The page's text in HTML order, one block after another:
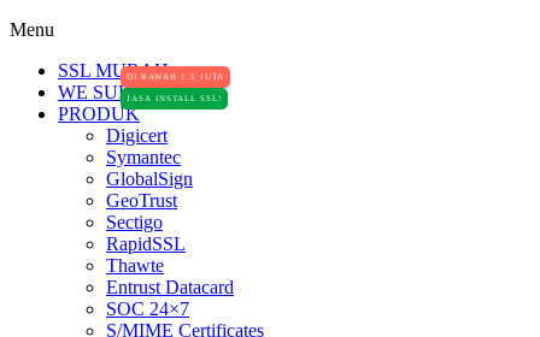
Menu
DI BAWAH 1.5 JUTA
SSL MURAH
JASA INSTALL SSL!
WE SUPPORT
PRODUK
Digicert
Symantec
GlobalSign
GeoTrust
Sectigo
RapidSSL
Thawte
Entrust Datacard
SOC 24×7
S/MIME Certificates